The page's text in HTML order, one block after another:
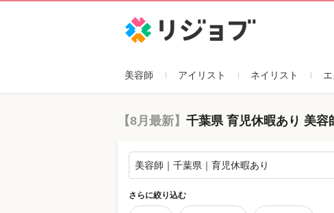
美容師 アイリスト ネイリスト
【8月最新】 千葉県 育児休暇あり 美
美容師｜千葉県｜育児休暇あり
さらに絞り込む